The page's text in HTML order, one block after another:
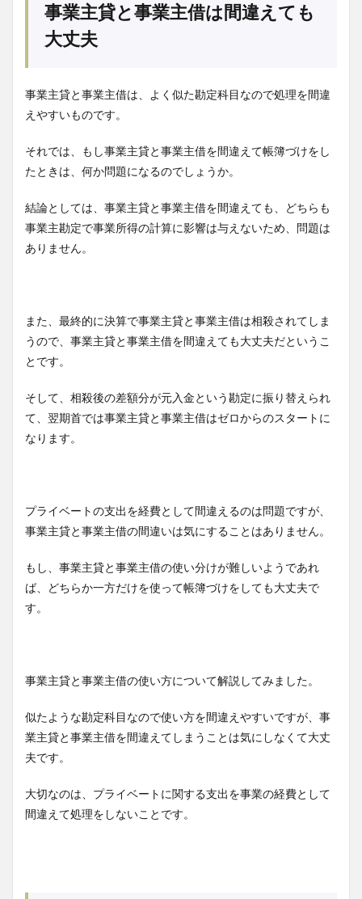
事業主貸と事業主借は間違えても
大丈夫
事業主貸と事業主借は、よく似た勘定科目なので処理を間違
えやすいものです。
それでは、もし事業主貸と事業主借を間違えて帳簿づけをし
たときは、何か問題になるのでしょうか。
結論としては、事業主貸と事業主借を間違えても、どちらも
事業主勘定で事業所得の計算に影響は与えないため、問題は
ありません。
また、最終的に決算で事業主貸と事業主借は相殺されてしま
うので、事業主貸と事業主借を間違えても大丈夫だというこ
とです。
そして、相殺後の差額分が元入金という勘定に振り替えられ
て、翌期首では事業主貸と事業主借はゼロからのスタートに
なります。
プライベートの支出を経費として間違えるのは問題ですが、
事業主貸と事業主借の間違いは気にすることはありません。
もし、事業主貸と事業主借の使い分けが難しいようであれ
ば、どちらか一方だけを使って帳簿づけをしても大丈夫で
す。
事業主貸と事業主借の使い方について解説してみました。
似たような勘定科目なので使い方を間違えやすいですが、事
業主貸と事業主借を間違えてしまうことは気にしなくて大丈
夫です。
大切なのは、プライベートに関する支出を事業の経費として
間違えて処理をしないことです。